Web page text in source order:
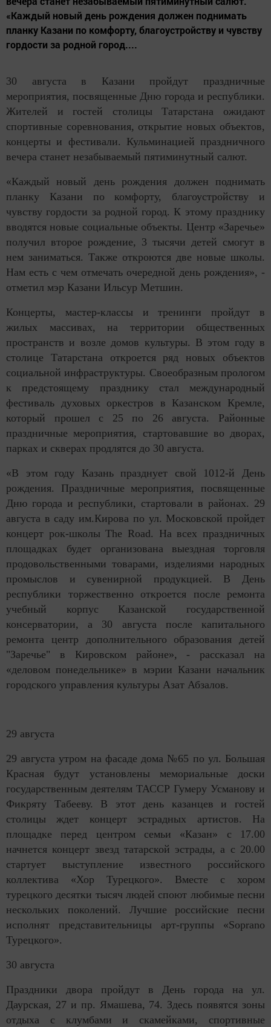
«Каждый новый день рождения должен поднимать
планку Казани по комфорту, благоустройству и чувству
гордости за родной город....
30 августа в Казани пройдут праздничные
мероприятия, посвященные Дню города и республики.
Жителей и гостей столицы Татарстана ожидают
спортивные соревнования, открытие новых объектов,
концерты и фестивали. Кульминацией праздничного
вечера станет незабываемый пятиминутный салют.
«Каждый новый день рождения должен поднимать
планку Казани по комфорту, благоустройству и
чувству гордости за родной город. К этому празднику
вводятся новые социальные объекты. Центр «Заречье»
получил второе рождение, 3 тысячи детей смогут в
нем заниматься. Также откроются две новые школы.
Нам есть с чем отмечать очередной день рождения», -
отметил мэр Казани Ильсур Метшин.
Концерты, мастер-классы и тренинги пройдут в
жилых массивах, на территории общественных
пространств и возле домов культуры. В этом году в
столице Татарстана откроется ряд новых объектов
социальной инфраструктуры. Своеобразным прологом
к предстоящему празднику стал международный
фестиваль духовых оркестров в Казанском Кремле,
который прошел с 25 по 26 августа. Районные
праздничные мероприятия, стартовавшие во дворах,
парках и скверах продлятся до 30 августа.
«В этом году Казань празднует свой 1012-й День
рождения. Праздничные мероприятия, посвященные
Дню города и республики, стартовали в районах. 29
августа в саду им.Кирова по ул. Московской пройдет
концерт рок-школы The Road. На всех праздничных
площадках будет организована выездная торговля
продовольственными товарами, изделиями народных
промыслов и сувенирной продукцией. В День
республики торжественно откроется после ремонта
учебный корпус Казанской государственной
консерватории, а 30 августа после капитального
ремонта центр дополнительного образования детей
"Заречье" в Кировском районе», - рассказал на
«деловом понедельнике» в мэрии Казани начальник
городского управления культуры Азат Абзалов.
29 августа
29 августа утром на фасаде дома №65 по ул. Большая
Красная будут установлены мемориальные доски
государственным деятелям ТАССР Гумеру Усманову и
Фикряту Табееву. В этот день казанцев и гостей
столицы ждет концерт эстрадных артистов. На
площадке перед центром семьи «Казан» с 17.00
начнется концерт звезд татарской эстрады, а с 20.00
стартует выступление известного российского
коллектива «Хор Турецкого». Вместе с хором
турецкого десятки тысяч людей споют любимые песни
нескольких поколений. Лучшие российские песни
исполнят представительницы арт-группы «Soprano
Турецкого».
30 августа
Праздники двора пройдут в День города на ул.
Даурская, 27 и пр. Ямашева, 74. Здесь появятся зоны
отдыха с клумбами и скамейками, спортивные